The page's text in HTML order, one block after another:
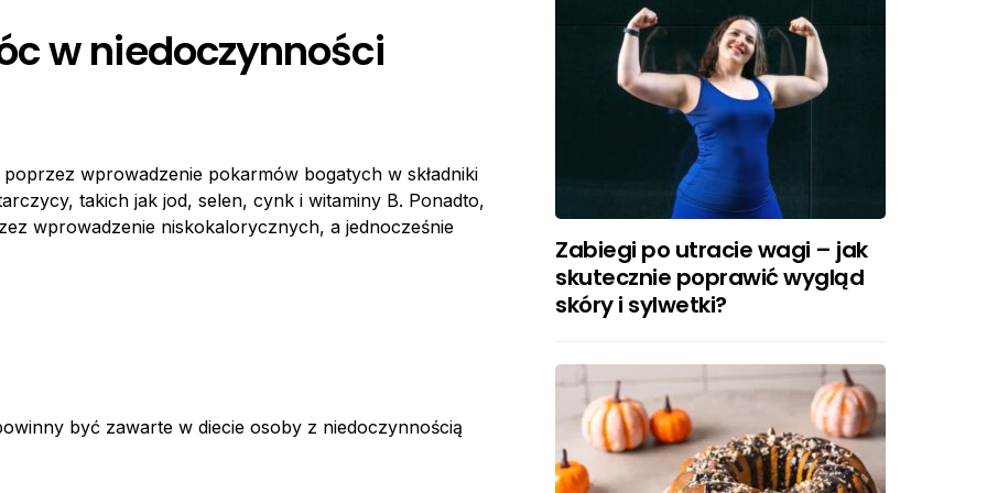
w niedoczynności
wprowadzenie pokarmów bogatych w składniki
takich jak jod, selen, cynk i witaminy B. Ponadto,
wprowadzenie niskokalorycznych, a jednocześnie
być zawarte w diecie osoby z niedoczynnością
Zabiegi po utracie wagi – jak
skutecznie poprawić wygląd
skóry i sylwetki?